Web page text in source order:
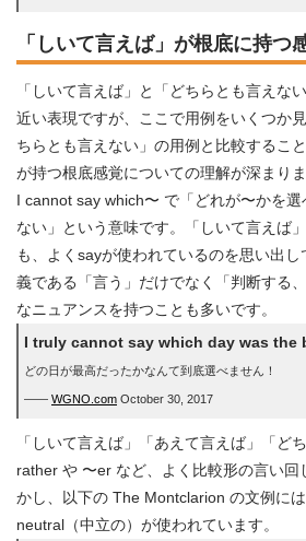
「しいて言えば」が根底に持つ
「しいて言えば」と「どちらとも言えな
近い表現ですが、ここで用例をいくつか
ちらとも言えない」の用例と比較するこ
が持つ根底感覚についての理解が深まりま
I cannot say which〜 で「どれが〜かを
ない」という意味です。「しいて言えば
も、よくsayが使われているのを思い出
義である「言う」だけでなく「判断する
なニュアンスを持つことも多いです。
I truly cannot say which day was the
どの日が最高だったかなんて到底選べません！
―― WGNO.com October 30, 2017
「しいて言えば」「あえて言えば」「ど
rather や 〜er など、よく比較形の言い回
かし、以下の The Montclarion の文例には
neutral（中立の）が使われています。